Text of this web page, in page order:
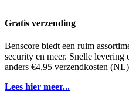
Gratis verzending
Benscore biedt een ruim
security en meer. Snelle levering
anders €4,95 verzendkosten
Lees hier meer...